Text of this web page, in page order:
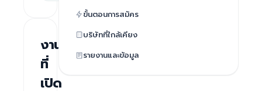
งาน
ที่
เปิด
ขั้นตอนการสมัคร
บริษัทที่ใกล้เคียง
รายงานและข้อมูล